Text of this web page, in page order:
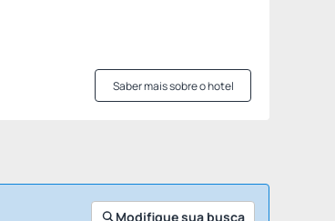
Saber mais sobre o hotel
Modifique sua busca